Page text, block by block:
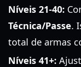
Níveis 21-40:
Técnica/Passe.
total de armas
Níveis 41+: